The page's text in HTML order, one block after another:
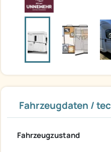
Fahrzeugdaten /
Fahrzeugzustand